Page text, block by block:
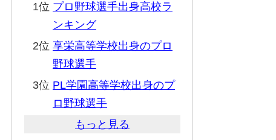
1位 プロ野球選手出身高校ラ
ンキング
2位 享栄高等学校出身のプロ
野球選手
3位 PL学園高等学校出身のプ
ロ野球選手
もっと見る